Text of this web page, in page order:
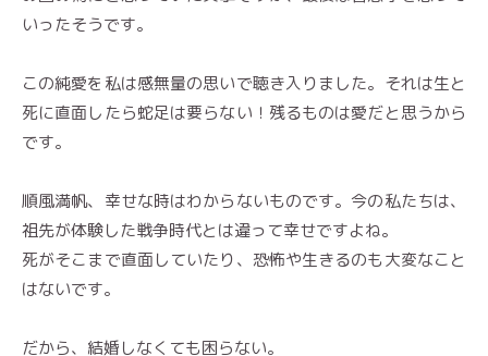
いったそうです。
この純愛を私は感無量の思いで聴き入りました。それは生と
死に直面したら蛇足は要らない！残るものは愛だと思うから
です。
順風満帆、幸せな時はわからないものです。今の私たちは、
祖先が体験した戦争時代とは違って幸せですよね。
死がそこまで直面していたり、恐怖や生きるのも大変なこと
はないです。
だから、結婚しなくても困らない。